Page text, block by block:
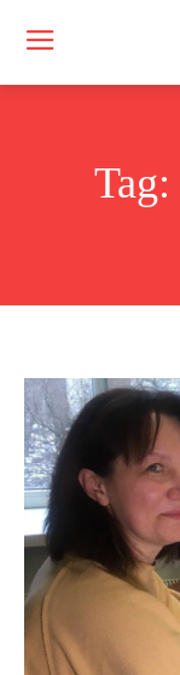
Tag: